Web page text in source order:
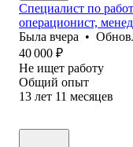
Специалист по
операционист,
Была вчера •
40 000 ₽
Не ищет работу
Общий опыт
13 лет 11 месяцев